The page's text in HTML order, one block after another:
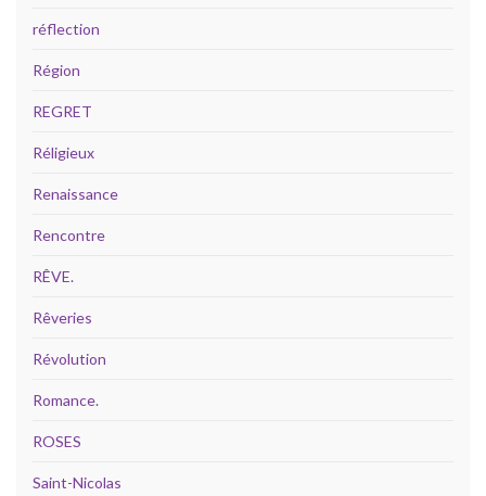
réflection
Région
REGRET
Réligieux
Renaissance
Rencontre
RÊVE.
Rêveries
Révolution
Romance.
ROSES
Saint-Nicolas